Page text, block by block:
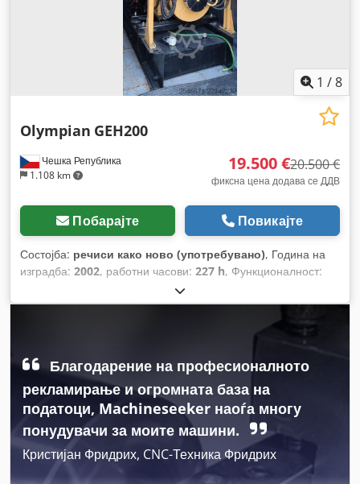
1 /8
Чешка Република
1.108 km
Olympian GEH200
19.500 €20.500 €
фиксна цена додава се ДДВ
Побарајте Повикајте
Состојба: речиси како ново (употребувано), Година на
изградба: 2002, работни часови: 227 h, Функционалност:
, вкупна тежина:
гориво:дизел, моќ:178 kW (242,01 коњски сили),
, излезна
трифазен,
вкупна висина:
Caterpilar,
Благодарение на професионалното
рекламирање и огромната база на
податоци, Machineseeker наоѓа многу
понудувачи за моите машини.
Кристијан Фридрих, CNC-Техника Фридрих